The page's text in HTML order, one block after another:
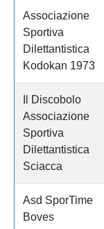
Associazione
Sportiva
Dilettantistica
Kodokan 1973
Il Discobolo
Associazione
Sportiva
Dilettantistica
Sciacca
Asd SporTime
Boves